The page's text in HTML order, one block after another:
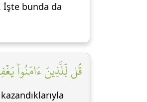
İşte bunda da
قُل لِّلَّذِينَ ءَامَنُواْ